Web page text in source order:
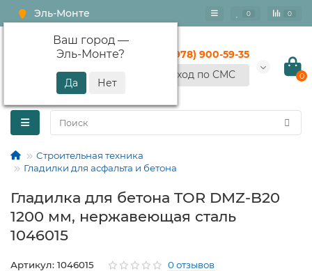
Эль-Монте
Ваш город —
Эль-Монте?
0 0
+7 (978) 900-59-35
Вход по СМС
0
Строительная техника
Гладилки для асфальта и бетона
Гладилка для бетона TOR DMZ-B20
1200 мм, нержавеющая сталь
1046015
Артикул: 1046015 0 отзывов